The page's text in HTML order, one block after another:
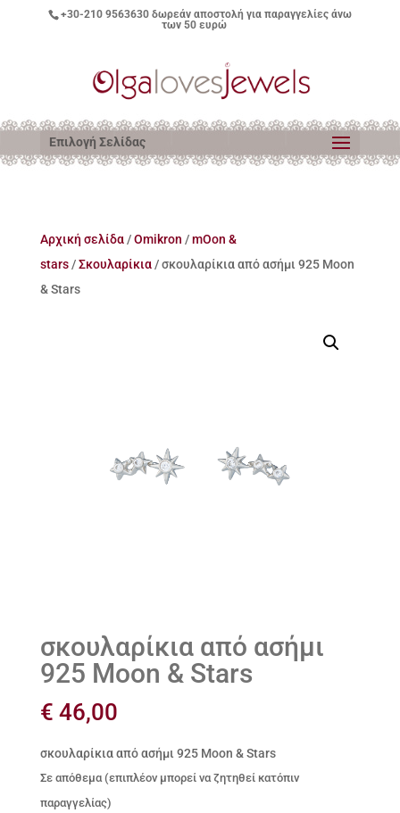
+30-210 9563630δωρεάν αποστολή για παραγγελίες άνω
των 50 ευρώ
Επιλογή Σελίδας
Αρχική σελίδα/Omikron /mOon &
stars/Σκουλαρίκια/ σκουλαρίκια από ασήμι 925 Moon
& Stars
σκουλαρίκια από ασήμι
925 Moon & Stars
€ 46,00
σκουλαρίκια από ασήμι 925 Moon & Stars
Σε απόθεμα (επιπλέον μπορεί να ζητηθεί κατόπιν
παραγγελίας)